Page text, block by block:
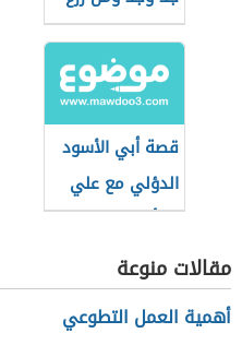
حصد
قصة أبي الأسود
الدؤلي مع علي
بن أبي طالب
مقالات منوعة
أهمية العمل التطوعي